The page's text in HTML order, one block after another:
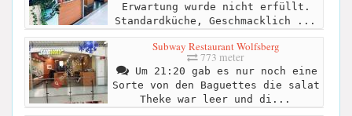
Erwartung wurde nicht erfüllt.
Standardküche, Geschmacklich ...
Subway Restaurant Wolfsberg
773 meter
Um 21:20 gab es nur noch eine
Sorte von den Baguettes die salat
Theke war leer und di...